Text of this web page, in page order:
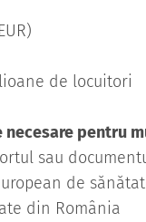
de locuitori
necesare pentru
sau
de
din România